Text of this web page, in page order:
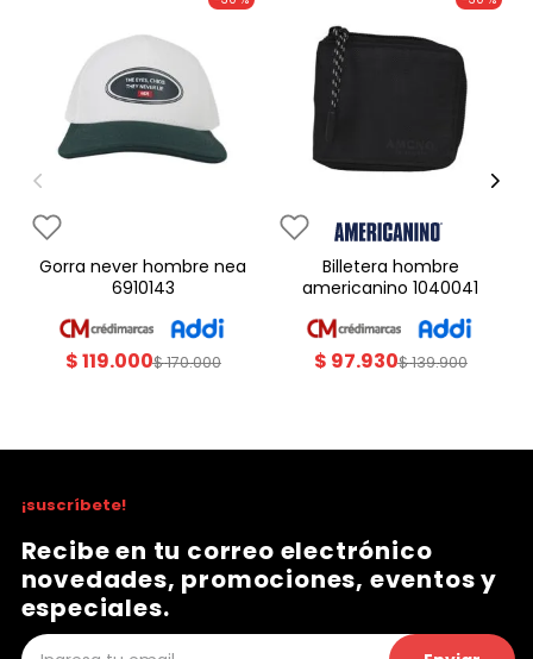
gorra never hombre nea
6910143
$119.000$170.000
billetera hombre
americanino 1040041
$ 97.930$139.900
¡suscríbete!
Recibe en tu correo electrónico
novedades, promociones, eventos y
especiales.